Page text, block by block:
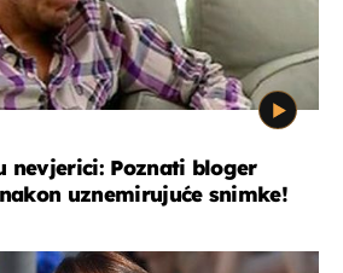
nevjerici: Poznati bloger
uznemirujuće snimke!